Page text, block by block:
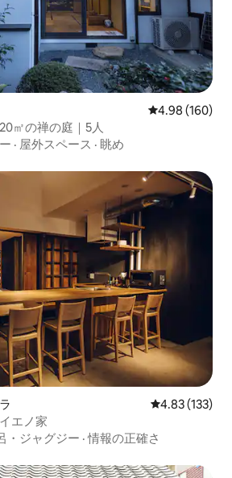
レビュー160
4.98 (160)
㎡の禅の庭｜5人
· 屋外スペース · 眺め
レビュー133
4.83 (133)
エノ家
・ジャグジー ·情報の正確さ